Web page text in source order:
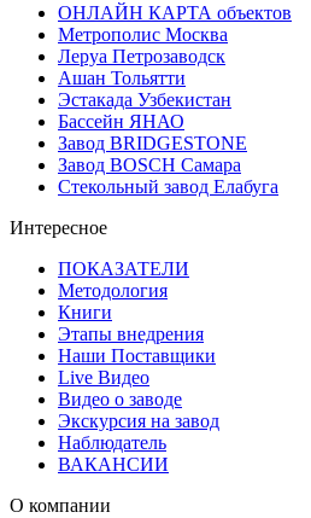
ОНЛАЙН КАРТА объектов
Метрополис Москва
Леруа Петрозаводск
Ашан Тольятти
Эстакада Узбекистан
Бассейн ЯНАО
Завод BRIDGESTONE
Завод BOSCH Самара
Стекольный завод Елабуга
Интересное
ПОКАЗАТЕЛИ
Методология
Книги
Этапы внедрения
Наши Поставщики
Live Видео
Видео о заводе
Экскурсия на завод
Наблюдатель
ВАКАНСИИ
О компании